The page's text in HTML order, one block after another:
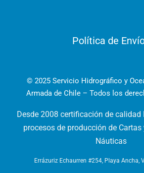
Política de
© 2025 Servicio Hidrográfico y
Armada de Chile – Todos los
Desde 2008 certificación de calidad
procesos de producción de
Náuticas
Errázuriz Echaurren #254, Playa Ancha,